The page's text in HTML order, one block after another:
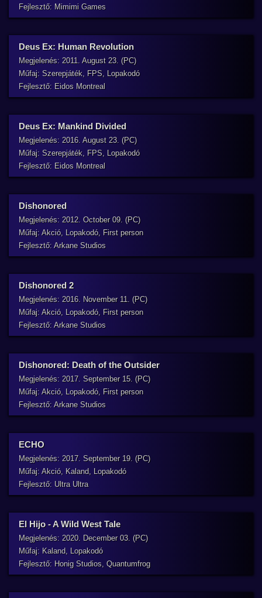
Fejlesztő: Mimimi Games
Deus Ex: Human Revolution
Megjelenés: 2011. August 23. (PC)
Műfaj: Szerepjáték, FPS, Lopakodó
Fejlesztő: Eidos Montreal
Deus Ex: Mankind Divided
Megjelenés: 2016. August 23. (PC)
Műfaj: Szerepjáték, FPS, Lopakodó
Fejlesztő: Eidos Montreal
Dishonored
Megjelenés: 2012. October 09. (PC)
Műfaj: Akció, Lopakodó, First person
Fejlesztő: Arkane Studios
Dishonored 2
Megjelenés: 2016. November 11. (PC)
Műfaj: Akció, Lopakodó, First person
Fejlesztő: Arkane Studios
Dishonored: Death of the Outsider
Megjelenés: 2017. September 15. (PC)
Műfaj: Akció, Lopakodó, First person
Fejlesztő: Arkane Studios
ECHO
Megjelenés: 2017. September 19. (PC)
Műfaj: Akció, Kaland, Lopakodó
Fejlesztő: Ultra Ultra
El Hijo - A Wild West Tale
Megjelenés: 2020. December 03. (PC)
Műfaj: Kaland, Lopakodó
Fejlesztő: Honig Studios, Quantumfrog